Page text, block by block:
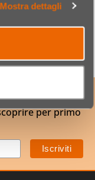
Mostra dettagli
per primo